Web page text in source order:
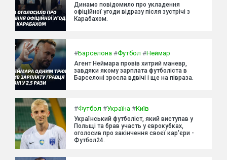
Динамо повідомило про укладення
офіційної угоди відразу після зустрічі з
Карабахом.
#Барселона #Футбол #Неймар
Агент Неймара провів хитрий маневр,
завдяки якому зарплата футболіста в
Барселоні зросла вдвічі і ще на півраза.
#Футбол #Україна #Київ
Український футболіст, який виступав у
Польщі та брав участь у єврокубках,
оголосив про закінчення своєї кар'єри -
Футбол24.